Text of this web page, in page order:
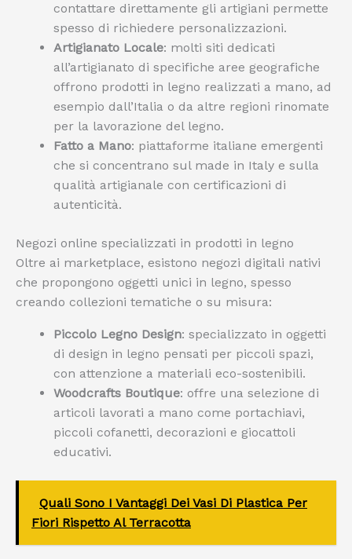
contattare direttamente gli artigiani permette
spesso di richiedere personalizzazioni.
Artigianato Locale: molti siti dedicati
all’artigianato di specifiche aree geografiche
offrono prodotti in legno realizzati a mano, ad
esempio dall’Italia o da altre regioni rinomate
per la lavorazione del legno.
Fatto a Mano: piattaforme italiane emergenti
che si concentrano sul made in Italy e sulla
qualità artigianale con certificazioni di
autenticità.
Negozi online specializzati in prodotti in legno
Oltre ai marketplace, esistono negozi digitali nativi
che propongono oggetti unici in legno, spesso
creando collezioni tematiche o su misura:
Piccolo Legno Design: specializzato in oggetti
di design in legno pensati per piccoli spazi,
con attenzione a materiali eco-sostenibili.
Woodcrafts Boutique: offre una selezione di
articoli lavorati a mano come portachiavi,
piccoli cofanetti, decorazioni e giocattoli
educativi.
Quali Sono I Vantaggi Dei Vasi Di Plastica Per
Fiori Rispetto Al Terracotta